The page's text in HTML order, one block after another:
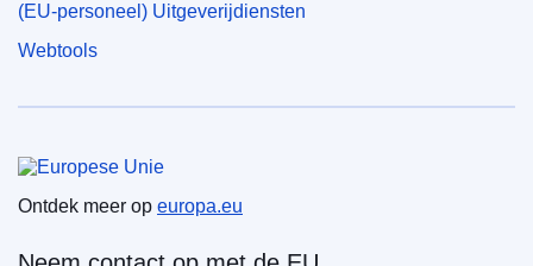
(EU-personeel) Uitgeverijdiensten
Webtools
Ontdek meer op europa.eu